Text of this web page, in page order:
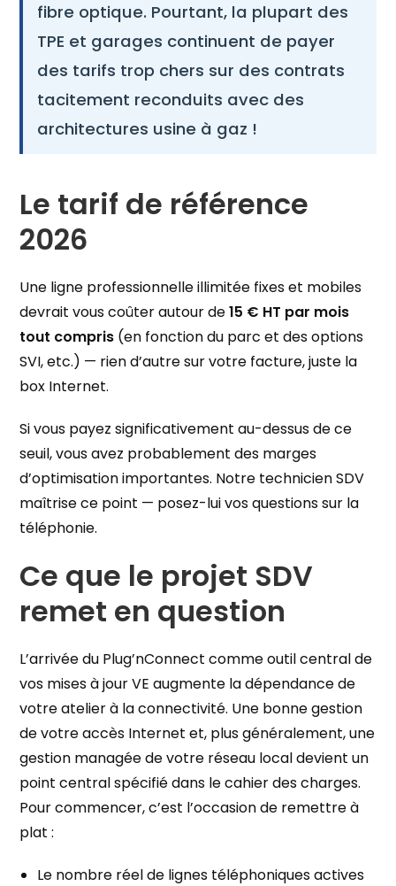
fibre optique. Pourtant, la plupart des
TPE et garages continuent de payer
des tarifs trop chers sur des contrats
tacitement reconduits avec des
architectures usine à gaz !
Le tarif de référence
2026
Une ligne professionnelle illimitée fixes et mobiles
devrait vous coûter autour de15 € HT par mois
tout compris (en fonction du parc et des options
SVI, etc.) — rien d’autre sur votre facture, juste la
box Internet.
Si vous payez significativement au-dessus de ce
seuil, vous avez probablement des marges
d’optimisation importantes. Notre technicien SDV
maîtrise ce point — posez-lui vos questions sur la
téléphonie.
Ce que le projet SDV
remet en question
L’arrivée du Plug’nConnect comme outil central de
vos mises à jour VE augmente la dépendance de
votre atelier à la connectivité. Une bonne gestion
de votre accès Internet et, plus généralement, une
gestion managée de votre réseau local devient un
point central spécifié dans le cahier des charges.
Pour commencer, c’est l’occasion de remettre à
plat :
Le nombre réel de lignes téléphoniques actives